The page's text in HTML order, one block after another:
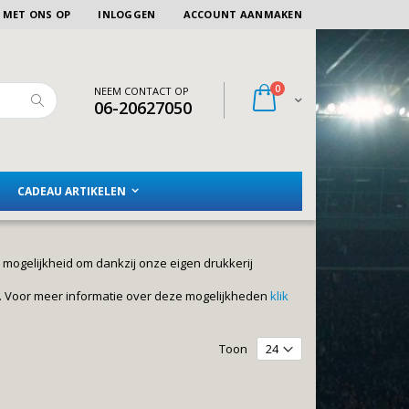
ONS OP INLOGGEN ACCOUNT AANMAKEN
Winkelwagen
0artikelen
NEEM CONTACT OP
06-20627050
CADEAU ARTIKELEN
om dankzij onze eigen drukkerij
meer informatie over deze mogelijkheden klik
Toon